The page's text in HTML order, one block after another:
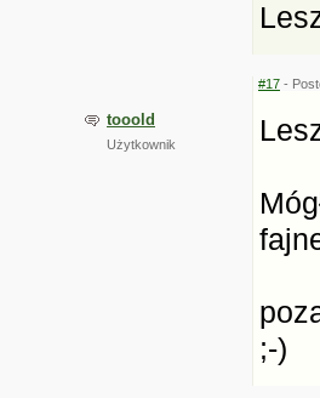
tooold
Użytkownik
#17 -
;-)